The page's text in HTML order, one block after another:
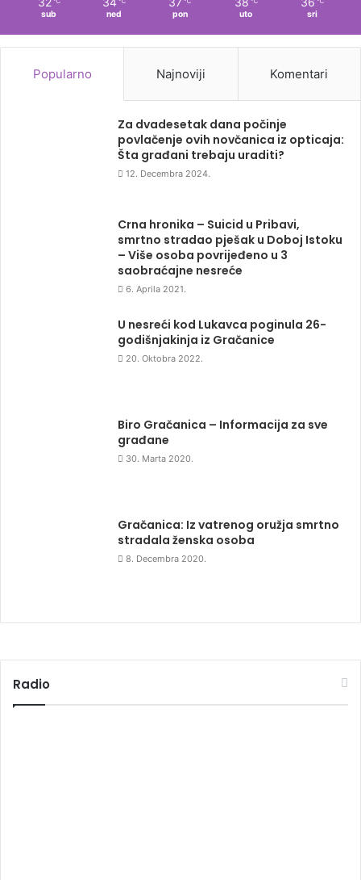
sub ned pon uto sri
Popularno Najnoviji Komentari
Za dvadesetak dana počinje
povlačenje ovih novčanica iz opticaja:
Šta građani trebaju uraditi?
12. Decembra 2024.
Crna hronika – Suicid u Pribavi,
smrtno stradao pješak u Doboj Istoku
– Više osoba povrijeđeno u 3
saobraćajne nesreće
6. Aprila 2021.
U nesreći kod Lukavca poginula 26-
godišnjakinja iz Gračanice
20. Oktobra 2022.
Biro Gračanica – Informacija za sve
građane
30. Marta 2020.
Gračanica: Iz vatrenog oružja smrtno
stradala ženska osoba
8. Decembra 2020.
Radio